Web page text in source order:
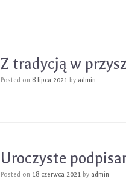
Z tradycją w
Posted on 8 lipca 2021 by admin
Uroczyste
Posted on 18 czerwca 2021 by admin